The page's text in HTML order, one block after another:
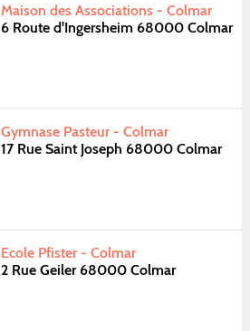
Maison des Associations - Colmar
6 Route d'Ingersheim 68000 Colmar
Gymnase Pasteur - Colmar
17 Rue Saint Joseph 68000 Colmar
Ecole Pfister - Colmar
2 Rue Geiler 68000 Colmar